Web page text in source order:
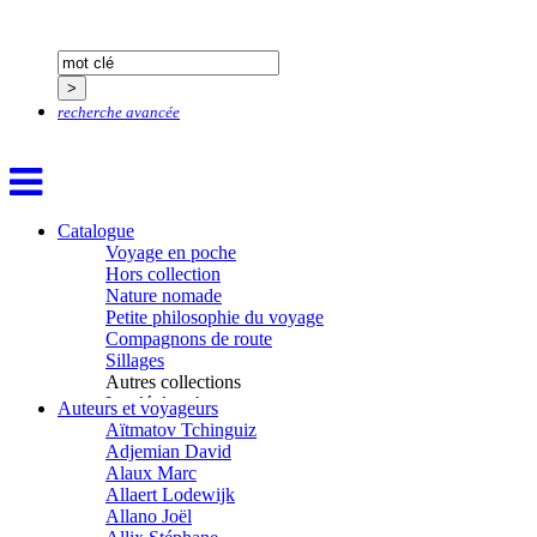
recherche avancée
Catalogue
Voyage en poche
Hors collection
Nature nomade
Petite philosophie du voyage
Compagnons de route
Sillages
Autres collections
La clé des champs
Chemins d’étoiles
Visions
Auteurs et voyageurs
Aïtmatov Tchinguiz
Adjemian David
Alaux Marc
Allaert Lodewijk
Allano Joël